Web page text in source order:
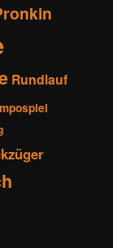
Rundlauf